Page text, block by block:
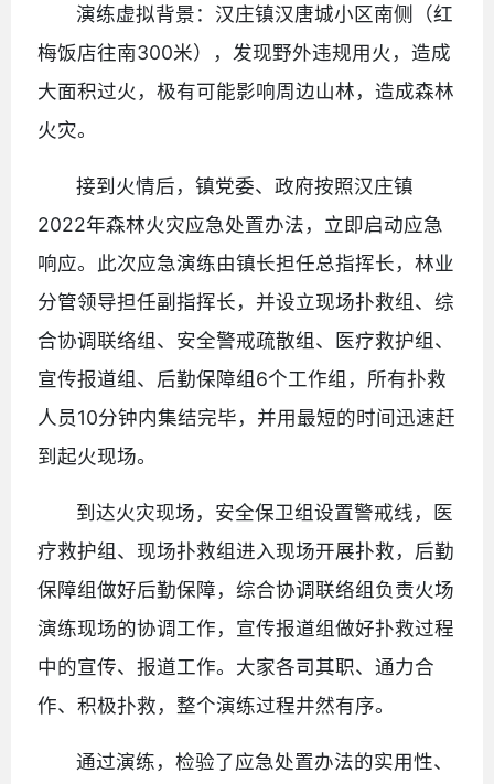
演练虚拟背景：汉庄镇汉唐城小区南侧（红
梅饭店往南300米），发现野外违规用火，造成
大面积过火，极有可能影响周边山林，造成森林
火灾。
接到火情后，镇党委、政府按照汉庄镇
2022年森林火灾应急处置办法，立即启动应急
响应。此次应急演练由镇长担任总指挥长，林业
分管领导担任副指挥长，并设立现场扑救组、综
合协调联络组、安全警戒疏散组、医疗救护组、
宣传报道组、后勤保障组6个工作组，所有扑救
人员10分钟内集结完毕，并用最短的时间迅速赶
到起火现场。
到达火灾现场，安全保卫组设置警戒线，医
疗救护组、现场扑救组进入现场开展扑救，后勤
保障组做好后勤保障，综合协调联络组负责火场
演练现场的协调工作，宣传报道组做好扑救过程
中的宣传、报道工作。大家各司其职、通力合
作、积极扑救，整个演练过程井然有序。
通过演练，检验了应急处置办法的实用性、